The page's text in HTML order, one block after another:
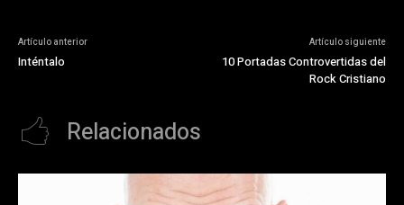
Artículo anterior
Inténtalo
Artículo siguiente
10 Portadas Controvertidas del
Rock Cristiano
Relacionados